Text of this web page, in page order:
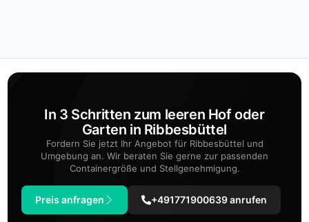
In 3 Schritten zum leeren Hof oder
Garten in Ribbesbüttel
Fordern Sie jetzt Ihr Angebot für Ribbesbüttel und
Umgebung an. Wir beraten Sie gerne zur passenden
Containergröße und Stellgenehmigung.
Preis anfragen +491771900639 anrufen